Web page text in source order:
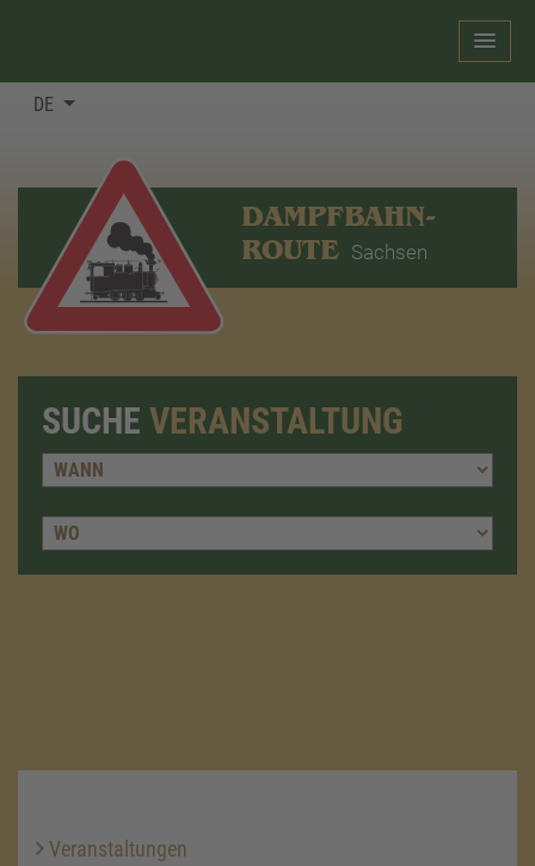
DE
DAMPFBAHN-
ROUTE Sachsen
SUCHE VERANSTALTUNG
Veranstaltungen